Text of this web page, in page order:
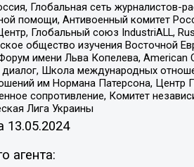
Глобальная сеть журналистов-
помощи, Антивоенный комитет
Глобальный союз IndustriALL,
общество изучения Восточной
имени Льва Копелева, American
Школа международных
им Нормана Патерсона,
сопротивление, Комитет
Лига Украины
13.05.2024
агента: